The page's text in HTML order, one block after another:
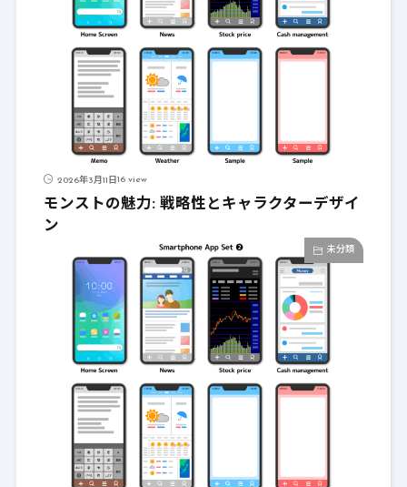
2026年3月11日16 view
モンストの魅力: 戦略性とキャラクターデザイ
ン
未分類